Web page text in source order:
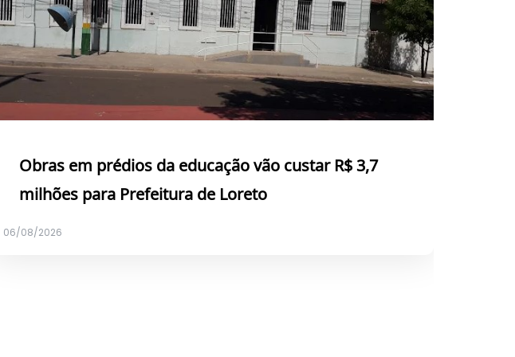
Obras em prédios da educação vão custar R$ 3,7
milhões para Prefeitura de Loreto
06/08/2026